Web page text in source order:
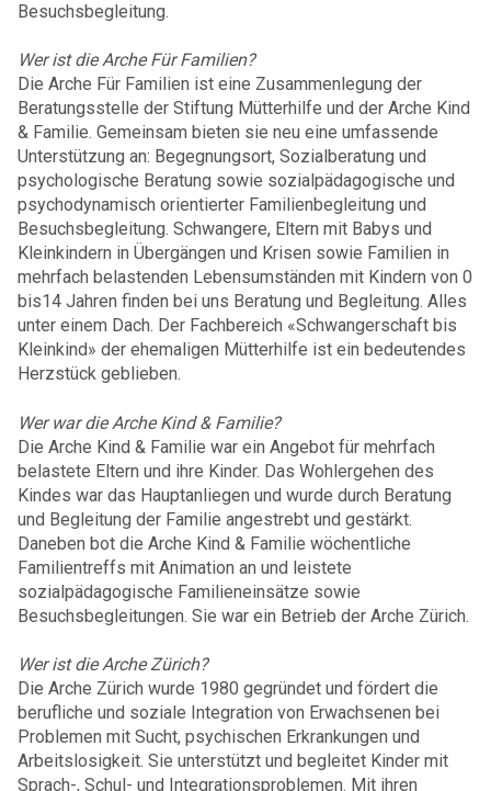
Besuchsbegleitung.
Wer ist die Arche Für Familien?
Die Arche Für Familien ist eine Zusammenlegung der
Beratungsstelle der Stiftung Mütterhilfe und der Arche Kind
& Familie. Gemeinsam bieten sie neu eine umfassende
Unterstützung an: Begegnungsort, Sozialberatung und
psychologische Beratung sowie sozialpädagogische und
psychodynamisch orientierter Familienbegleitung und
Besuchsbegleitung. Schwangere, Eltern mit Babys und
Kleinkindern in Übergängen und Krisen sowie Familien in
mehrfach belastenden Lebensumständen mit Kindern von 0
bis14 Jahren finden bei uns Beratung und Begleitung. Alles
unter einem Dach. Der Fachbereich «Schwangerschaft bis
Kleinkind» der ehemaligen Mütterhilfe ist ein bedeutendes
Herzstück geblieben.
Wer war die Arche Kind & Familie?
Die Arche Kind & Familie war ein Angebot für mehrfach
belastete Eltern und ihre Kinder. Das Wohlergehen des
Kindes war das Hauptanliegen und wurde durch Beratung
und Begleitung der Familie angestrebt und gestärkt.
Daneben bot die Arche Kind & Familie wöchentliche
Familientreffs mit Animation an und leistete
sozialpädagogische Familieneinsätze sowie
Besuchsbegleitungen. Sie war ein Betrieb der Arche Zürich.
Wer ist die Arche Zürich?
Die Arche Zürich wurde 1980 gegründet und fördert die
berufliche und soziale Integration von Erwachsenen bei
Problemen mit Sucht, psychischen Erkrankungen und
Arbeitslosigkeit. Sie unterstützt und begleitet Kinder mit
Sprach-, Schul- und Integrationsproblemen. Mit ihren